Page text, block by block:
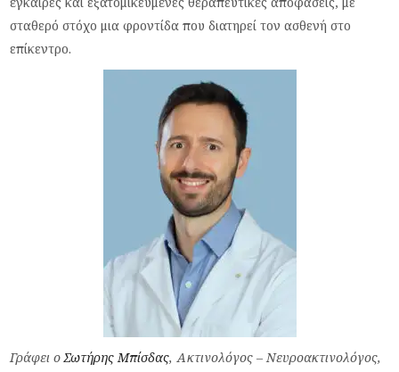
σταθερό στόχο μια φροντίδα που διατηρεί τον ασθενή στο
επίκεντρο.
Γράφει οΣωτήρης Μπίσδας, Ακτινολόγος – Νευροακτινολόγος,